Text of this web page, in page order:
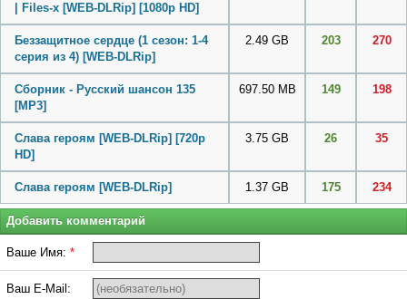
| Files-x [WEB-DLRip] [1080p HD]
Беззащитное сердце (1 сезон: 1-4
серия из 4) [WEB-DLRip]
2.49 GB 203 270
Cборник - Русский шансон 135
[MP3]
697.50 MB 149 198
Слава героям [WEB-DLRip] [720p
HD]
3.75 GB 26 35
Слава героям [WEB-DLRip] 1.37 GB 175 234
Добавить комментарий
Ваше Имя: *
Ваш E-Mail: